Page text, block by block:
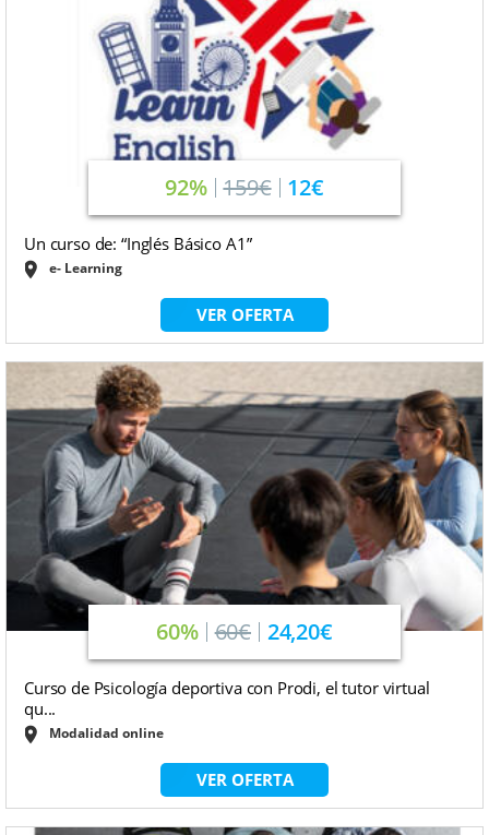
92% 159€ 12€
Un curso de: “Inglés Básico A1”
e- Learning
VER OFERTA
60% 60€ 24,20€
Curso de Psicología deportiva con Prodi, el tutor virtual
qu...
Modalidad online
VER OFERTA